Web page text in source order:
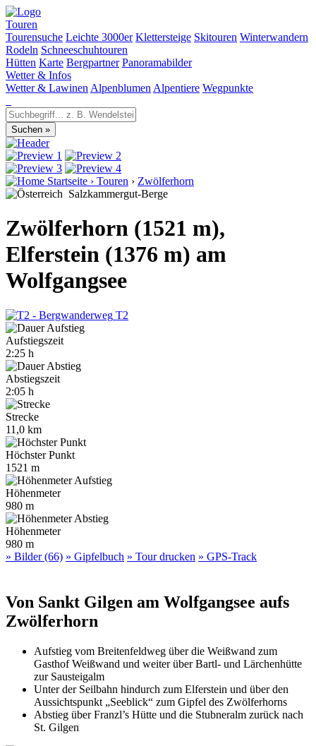
Touren
Tourensuche Leichte 3000er Klettersteige Skitouren Winterwandern
Rodeln Schneeschuhtouren
Hütten Karte Bergpartner Panoramabilder
Wetter & Infos
Wetter & Lawinen Alpenblumen Alpentiere Wegpunkte
Startseite › Touren › Zwölferhorn
Salzkammergut-Berge
Zwölferhorn (1521 m),
Elferstein (1376 m) am
Wolfgangsee
T2
Aufstiegszeit
2:25 h
Abstiegszeit
2:05 h
Strecke
11,0 km
Höchster Punkt
1521 m
Höhenmeter
980 m
Höhenmeter
980 m
» Bilder (66) » Gipfelbuch » Tour drucken » GPS-Track
Von Sankt Gilgen am Wolfgangsee aufs
Zwölferhorn
Aufstieg vom Breitenfeldweg über die Weißwand zum
Gasthof Weißwand und weiter über Bartl- und Lärchenhütte
zur Sausteigalm
Unter der Seilbahn hindurch zum Elferstein und über den
Aussichtspunkt „Seeblick“ zum Gipfel des Zwölferhorns
Abstieg über Franzl’s Hütte und die Stubneralm zurück nach
St. Gilgen